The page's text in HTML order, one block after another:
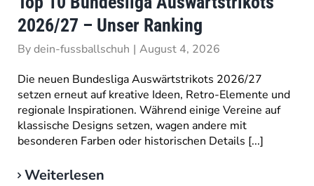
2026/27 – Unser Ranking
Bydein-fussballschuh | August 4, 2026
Die neuen Bundesliga Auswärtstrikots 2026/27
setzen erneut auf kreative Ideen, Retro-Elemente und
regionale Inspirationen. Während einige Vereine auf
klassische Designs setzen, wagen andere mit
besonderen Farben oder historischen Details [...]
Weiterlesen